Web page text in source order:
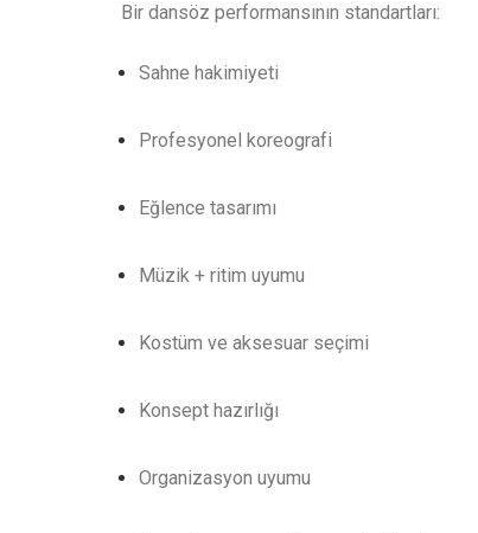
Bir dansöz performansının standartları:
Sahne hakimiyeti
Profesyonel koreografi
Eğlence tasarımı
Müzik + ritim uyumu
Kostüm ve aksesuar seçimi
Konsept hazırlığı
Organizasyon uyumu